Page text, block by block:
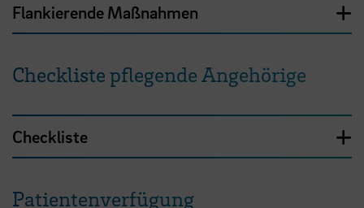
Flankierende Maßnahmen
Checkliste pflegende Angehörige
Checkliste
Patientenverfügung